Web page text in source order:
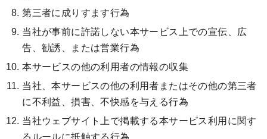
第三者に成りすます行為
当社が事前に許諾しない本サービス上での宣伝、広
告、勧誘、または営業行為
本サービスの他の利用者の情報の収集
当社、本サービスの他の利用者またはその他の第三者
に不利益、損害、不快感を与える行為
当社ウェブサイト上で掲載する本サービス利用に関す